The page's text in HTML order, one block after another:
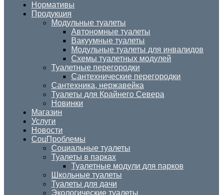
Нормативы
Продукция
Модульные туалеты
Автономные туалеты
Вакуумные туалеты
Модульные туалеты для инвалидов
Схемы туалетных модулей
Туалетные перегородки
Сантехнические перегородки
Сантехника, нержавейка
Туалеты для Крайнего Севера
Новинки
Магазин
Услуги
Новости
СоцПроблемы
Социальные туалеты
Туалеты в парках
Туалетные модули для парков
Школьные туалеты
Туалеты для дачи
Экологические туалеты